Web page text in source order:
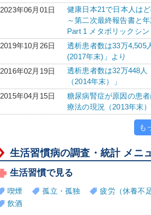
2023年06月01日
健康日本21で日本人は
～第二次最終報告書と
Part 1 メタボリックシ
2019年10月26日
透析患者数は33万
(2017年末)」より
2016年02月19日
透析患者数は32万448
（2014年末）」
2015年04月15日
糖尿病腎症が原因の患
療法の現況（2013年末）
も
生活習慣病の調査・統計 メニ
生活習慣で見る
喫煙 孤立・孤独 疲労（休養不足
飲酒